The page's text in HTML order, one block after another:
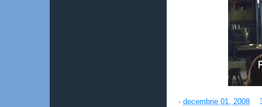
- decembrie 01, 2008